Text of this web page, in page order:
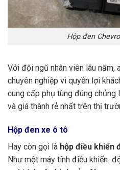
Hộp đen
Với đội ngũ nhân viên lâu năm,
chuyên nghiệp vì quyền lợi
cung cấp phụ tùng đúng
và giá thành rẻ nhất trên thị
Hộp đen xe ô tô
Hay còn gọi là hộp điều khiển
Như một máy tính điều khiển